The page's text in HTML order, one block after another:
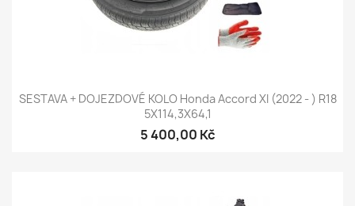
SESTAVA + DOJEZDOVÉ KOLO Honda Accord XI (2022 - ) R18
5X114,3X64,1
5 400,00 Kč